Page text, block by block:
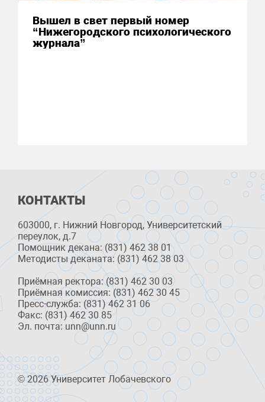
Вышел в свет первый номер
“Нижегородского психологического
журнала”
КОНТАКТЫ
603000, г. Нижний Новгород, Университетский
переулок, д.7
Помощник декана: (831) 462 38 01
Методисты деканата: (831) 462 38 03
Приёмная ректора: (831) 462 30 03
Приёмная комиссия: (831) 462 30 45
Пресс-служба: (831) 462 31 06
Факс: (831) 462 30 85
Эл. почта: unn@unn.ru
© 2026 Университет Лобачевского